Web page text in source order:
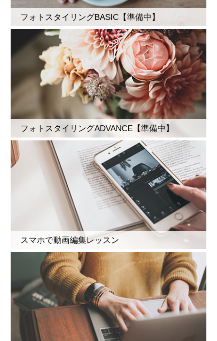
フォトスタイリングBASIC【準備中】
フォトスタイリングADVANCE【準備中】
スマホで動画編集レッスン